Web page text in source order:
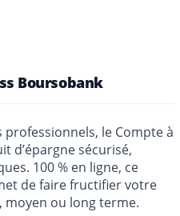
Boursobank
le Compte à
d’épargne sécurisé,
100 % en ligne, ce
de faire fructifier votre
ou long terme.